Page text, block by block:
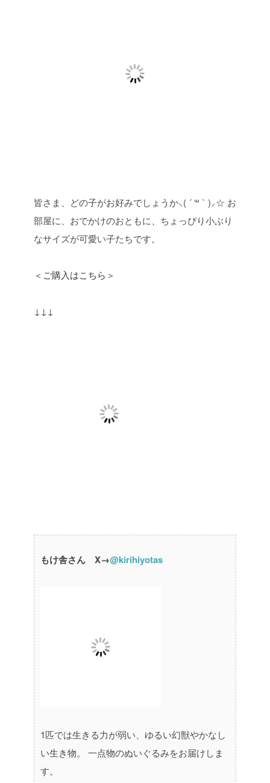
皆さま、どの子がお好みでしょうか⸜( ´ ꒳ ` )⸝☆ お
部屋に、おでかけのおともに、ちょっぴり小ぶり
なサイズが可愛い子たちです。
＜ご購入はこちら＞
↓↓↓
もけ舎さん X→@kirihiyotas
1匹では生きる力が弱い、ゆるい幻獣やかなし
い生き物。
一点物のぬいぐるみをお届けしま
す。